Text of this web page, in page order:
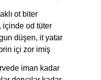
ot biter
içinde od tüter
düşen, it yatar
içi zor imiş
iman kadar